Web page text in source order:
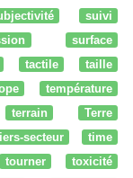
suivi
surface
tactile
taille
température
terrain
Terre
secteur
time
tourner
toxicité